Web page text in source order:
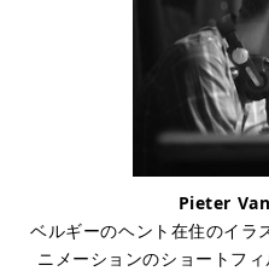
Pieter
ベルギーのヘント在住のイラ
ニメーションのショートフ